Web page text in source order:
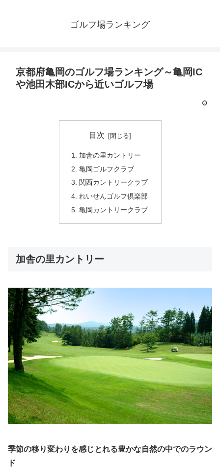
ゴルフ場ランキング
京都府亀岡のゴルフ場ランキング～亀岡IC
や池田木部ICから近いゴルフ場
目次
加舎の里カントリー
亀岡ゴルフクラブ
関西カントリークラブ
れいせんゴルフ倶楽部
亀岡カントリークラブ
加舎の里カントリー
季節の移り変わりを感じとれる豊かな自然の中でのラウン
ド